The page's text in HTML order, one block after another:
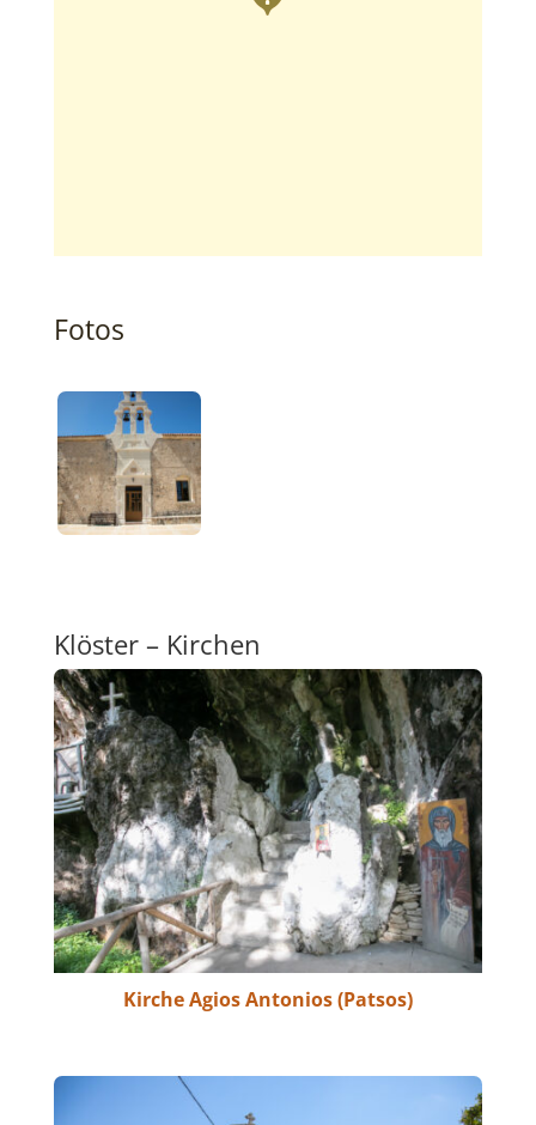
Fotos
Klöster – Kirchen
Kirche Agios Antonios (Patsos)